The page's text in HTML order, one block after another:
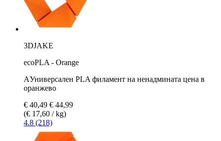
3DJAKE
ecoPLA - Orange
AУниверсален PLA филамент на ненадмината цена в
оранжево
€ 40,49 € 44,99
(€ 17,60 / kg)
4.8 (218)